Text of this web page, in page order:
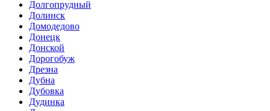
Долгопрудный
Долинск
Домодедово
Донецк
Донской
Дорогобуж
Дрезна
Дубна
Дубовка
Дудинка